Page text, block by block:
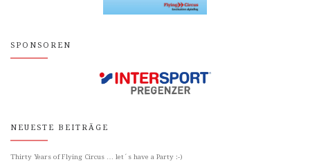
SPONSOREN
NEUESTE BEITRÄGE
Thirty Years of Flying Circus … let´s have a Party :-)